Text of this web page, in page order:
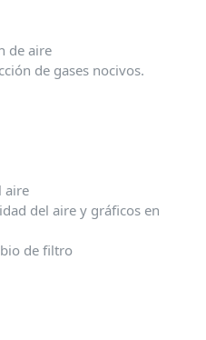
de aire
de gases nocivos.
aire
del aire y gráficos en
de filtro